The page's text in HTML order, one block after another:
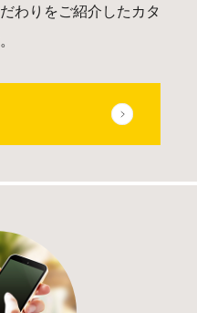
わりをご紹介したカタ